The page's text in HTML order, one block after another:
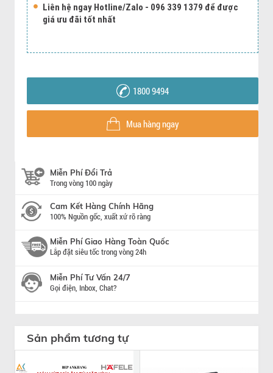
Liên hệ ngay Hotline/Zalo - 096 339 1379 để được
giá ưu đãi tốt nhất
1800 9494
Mua hàng ngay
Miễn Phí Đổi Trả
Trong vòng 100 ngày
Cam Kết Hàng Chính Hãng
100% Nguồn gốc, xuất xứ rõ ràng
Miễn Phí Giao Hàng Toàn Quốc
Lắp đặt siêu tốc trong vòng 24h
Miễn Phí Tư Vấn 24/7
Gọi điện, Inbox, Chat?
Sản phẩm tương tự